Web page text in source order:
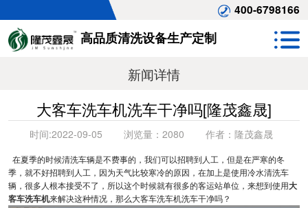
400-6798166
高品质清洗设备生产定制
新闻详情
大客车洗车机洗车干净吗[隆茂鑫晟]
时间:2022-09-05 浏览量： 2080 作者： 隆茂鑫晟
在夏季的时候清洗车辆是不费事的，我们可以招聘到人工，但是在严寒的冬
季，就不好招聘到人工，因为天气比较寒冷的原因，在加上是使用冷水清洗车
辆，很多人根本接受不了，所以这个时候就有很多的客运站单位，来想到使用大
客车洗车机来解决这种情况，那么大客车洗车机洗车干净吗？